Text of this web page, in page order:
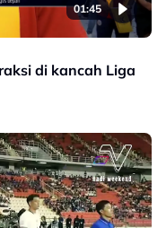
01:45
di kancah Liga